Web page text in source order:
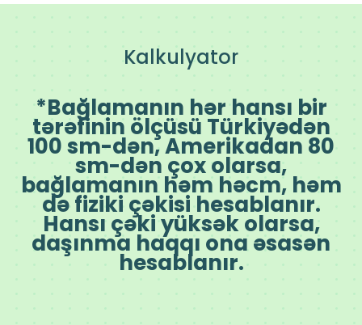
Kalkulyator
*Bağlamanın hər hansı bir
tərəfinin ölçüsü Türkiyədən
100 sm-dən, Amerikadan 80
sm-dən çox olarsa,
bağlamanın həm həcm, həm
də fiziki çəkisi hesablanır.
Hansı çəki yüksək olarsa,
daşınma haqqı ona əsasən
hesablanır.